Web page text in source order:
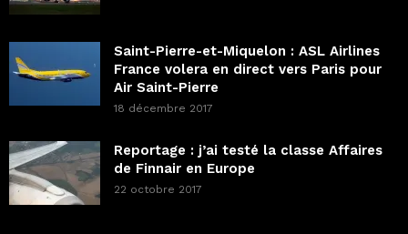
Saint-Pierre-et-Miquelon : ASL Airlines
France volera en direct vers Paris pour
Air Saint-Pierre
18 décembre 2017
Reportage : j’ai testé la classe Affaires
de Finnair en Europe
22 octobre 2017